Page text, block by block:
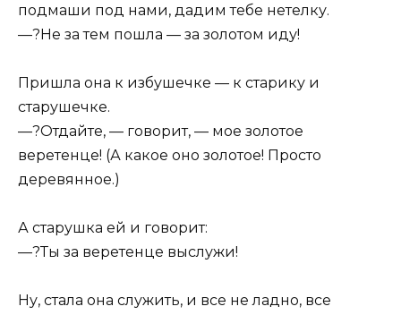
подмаши под нами, дадим тебе нeтелку.
—?Не за тем пошла — за золотом иду!
Пришла она к избушечке — к старику и
старушечке.
—?Отдайте, — говорит, — мое золотое
веретенце! (А какое оно золотое! Просто
деревянное.)
А старушка ей и говорит:
—?Ты за веретенце выслужи!
Ну, стала она служить, и все не ладно, все